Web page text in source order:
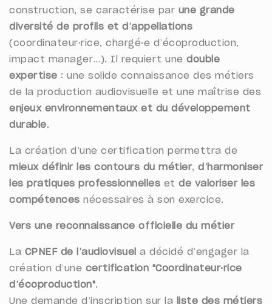
construction, se caractérise par une grande
diversité de profils et d’appellations
(coordinateur·rice, chargé·e d’écoproduction,
impact manager…). Il requiert une double
expertise : une solide connaissance des métiers
de la production audiovisuelle et une maîtrise des
enjeux environnementaux et du développement
durable.
La création d’une certification permettra de
mieux définir les contours du métier, d’harmoniser
les pratiques professionnelles et de valoriser les
compétences nécessaires à son exercice.
Vers une reconnaissance officielle du métier
La CPNEF de l’audiovisuel a décidé d’engager la
création d’une certification "Coordinateur·rice
d’écoproduction".
Une demande d’inscription sur la
liste des métiers